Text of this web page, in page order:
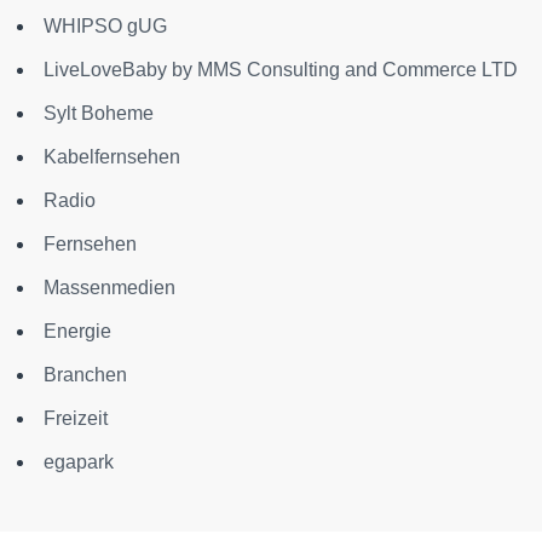
WHIPSO gUG
LiveLoveBaby by MMS Consulting and Commerce LTD
Sylt Boheme
Kabelfernsehen
Radio
Fernsehen
Massenmedien
Energie
Branchen
Freizeit
egapark